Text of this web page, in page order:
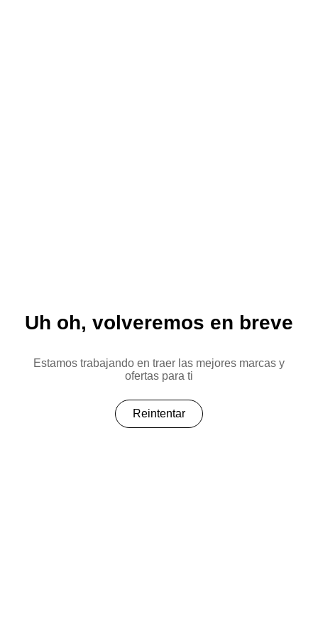
Uh oh, volveremos en breve
Estamos trabajando en traer las mejores marcas y
ofertas para ti
Reintentar